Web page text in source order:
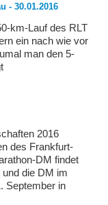
- 30.01.2016
km-Lauf des RLT
ein nach wie vor
man den 5-
2016
des Frankfurt-
DM findet
die DM im
September in